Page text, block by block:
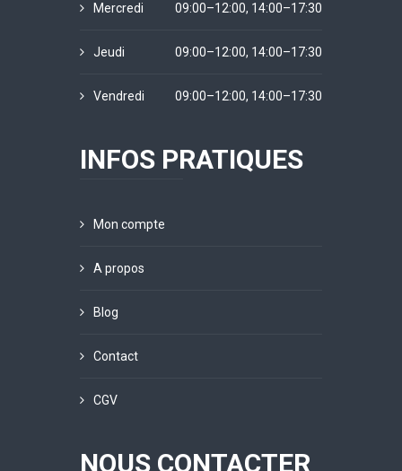
Mercredi 09:00–12:00, 14:00–17:30
Jeudi 09:00–12:00, 14:00–17:30
Vendredi 09:00–12:00, 14:00–17:30
INFOS PRATIQUES
Mon compte
A propos
Blog
Contact
CGV
NOUS CONTACTER